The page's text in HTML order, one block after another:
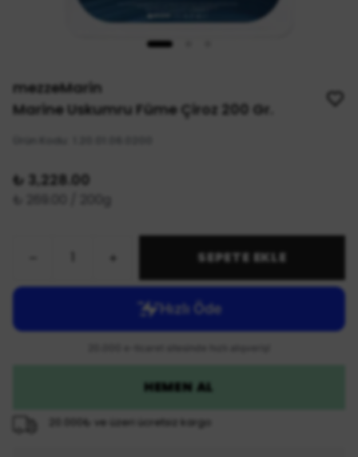
mezzeMarin
Marine Uskumru Füme Çiroz 200 Gr.
₺ 3,228.00
SEPETE EKLE
HEMEN AL
20.000₺ ve üzeri ücretsiz kargo